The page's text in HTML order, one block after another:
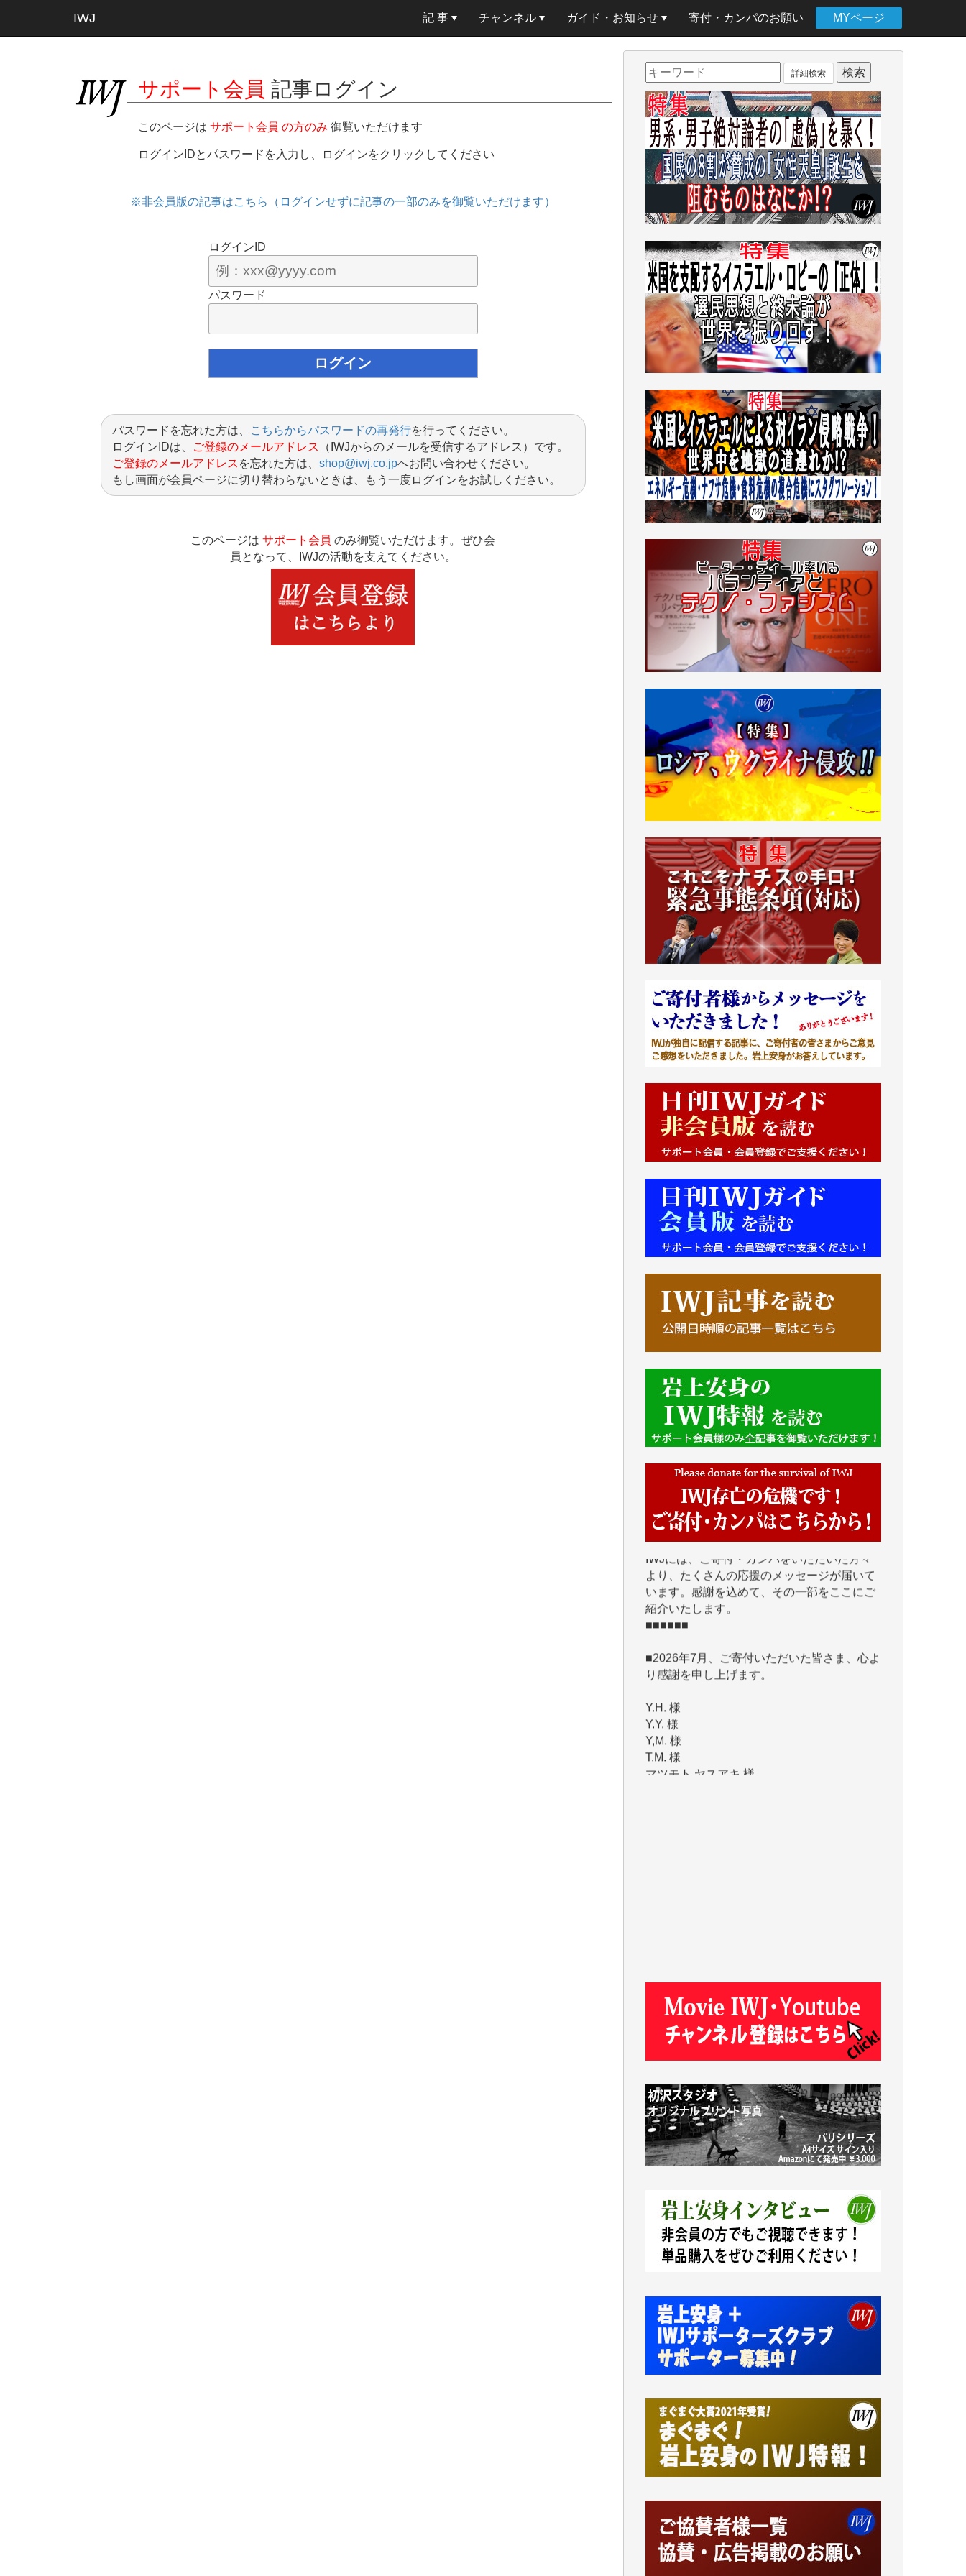
IWJ 記 事 チャンネル ガイド・お知らせ 寄付・カンパのお願い MYページ
サポート会員 記事ログイン
このページは サポート会員 の方のみ 御覧いただけます
ログインIDとパスワードを入力し、ログインをクリックしてください
※非会員版の記事はこちら（ログインせずに記事の一部のみを御覧いただけます）
ログインID
パスワード
パスワードを忘れた方は、 こちらからパスワードの再発行を行ってください。
ログインIDは、
ご登録のメールアドレス （IWJからのメールを受信するアドレス）です。
ご登録のメールアドレス を忘れた方は、 shop@iwj.co.jpへお問い合わせください。
もし画面が会員ページに切り替わらないときは、もう一度ログインをお試しください。
このページは サポート会員 のみ御覧いただけます。ぜひ会
員となって、IWJの活動を支えてください。
詳細検索
■■■■■■
IWJには、ご寄付・カンパをいただいた方々
より、たくさんの応援のメッセージが届いて
います。感謝を込めて、その一部をここにご
紹介いたします。
■■■■■■
■2026年7月、ご寄付いただいた皆さま、心よ
Y.H. 様
Y,M. 様
T.M. 様
マツモト ヤスアキ 様
マシオン 恵美香 様
岩井 祐子 様
ASAKO TAKAESU 様
マシオン恵美香 様
平野智生 様
山本賢二 様
徳山匡 様
金 盛起 様
塩川 晃平 様
松本益美 様
井出 隆太 様
藤田英之 様
藤岡比左志 様
井出 隆太 様
小池説夫 様
諸般の事情によりIWJ会費払えず今は非会員
です。市民側に立つ講演会にIWJのカメラマ
ンをよく拝見しております。コンテンツが失
われるのはあまりにもったいない。少しでも
お役立てください。（H.O.様）
今日、僅かですがカンパしました。（T.M.
様）
今日、僅かですがカンパしました。IWJの危
かねてよりIWJが発してきた膨大な取材記事
や解説記事、そして各界の方々とのインタビ
ューは大袈裟ではなく、極めて重要な知的財